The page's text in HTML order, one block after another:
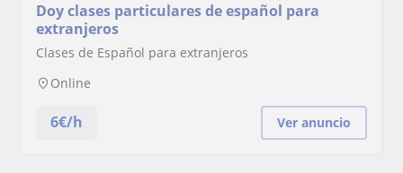
Doy clases particulares de español para
extranjeros
Clases de Español para extranjeros
Online
6€/h Ver anuncio